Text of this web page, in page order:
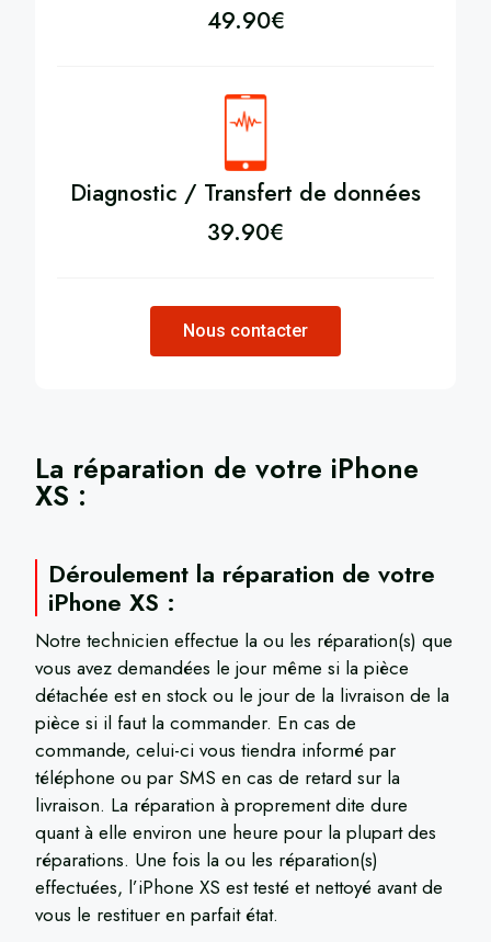
49.90€
Diagnostic / Transfert de données
39.90€
Nous contacter
La réparation de votre iPhone
XS ​ :
Déroulement la réparation de votre
iPhone XS :
Notre technicien effectue la ou les réparation(s) que
vous avez demandées le jour même si la pièce
détachée est en stock ou le jour de la livraison de la
pièce si il faut la commander. En cas de
commande, celui-ci vous tiendra informé par
téléphone ou par SMS en cas de retard sur la
livraison. La réparation à proprement dite dure
quant à elle environ une heure pour la plupart des
réparations. Une fois la ou les réparation(s)
effectuées, l’iPhone XS est testé et nettoyé avant de
vous le restituer en parfait état.